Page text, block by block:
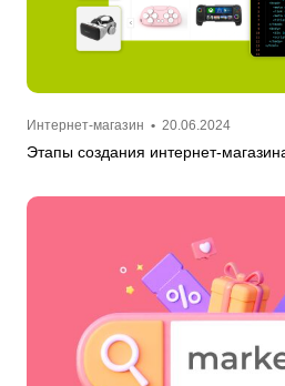
Интернет-магазин • 20.06.2024
Этапы создания интернет-